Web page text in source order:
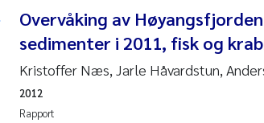
Hans Nicolai Adam
Mari Moren
Overvåking av
sedimenter i 2011, fisk og
Kristoffer Næs, Jarle Håvardstun,
Rapport
2012